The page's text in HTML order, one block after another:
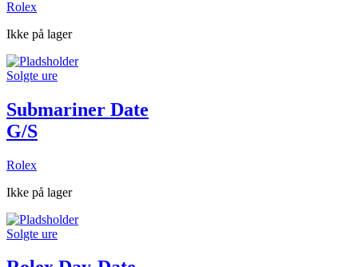
Rolex
Ikke på lager
Solgte ure
Submariner Date
G/S
Rolex
Ikke på lager
Solgte ure